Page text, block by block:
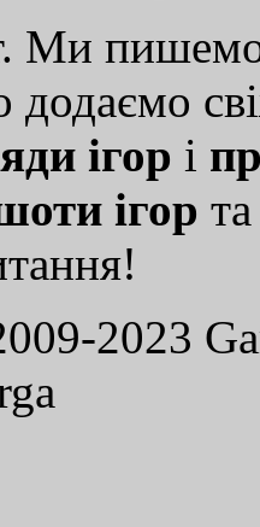
Ми
ігор і
ігор
2023